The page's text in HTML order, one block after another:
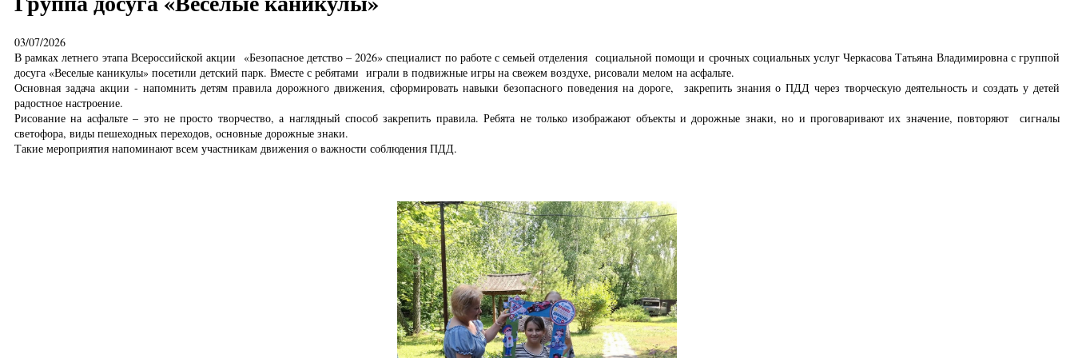
03/07/2026
В рамках летнего этапа Всероссийской акции «Безопасное детство – 2026» специалист по работе с семьей отделения социальной помощи и срочных социальных услуг Черкасова Татьяна Владимировна с группой
досуга «Веселые каникулы» посетили детский парк. Вместе с ребятами играли в подвижные игры на свежем воздухе, рисовали мелом на асфальте.
Основная задача акции - напомнить детям правила дорожного движения, сформировать навыки безопасного поведения на дороге, закрепить знания о ПДД через творческую деятельность и создать у детей
радостное настроение.
Рисование на асфальте – это не просто творчество, а наглядный способ закрепить правила. Ребята не только изображают объекты и дорожные знаки, но и проговаривают их значение, повторяют сигналы
светофора, виды пешеходных переходов, основные дорожные знаки.
Такие мероприятия напоминают всем участникам движения о важности соблюдения ПДД.